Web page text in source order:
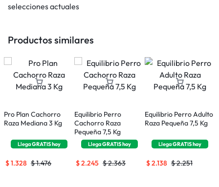
selecciones actuales
Productos similares
Pro Plan Cachorro
Raza Mediana 3 Kg
LlegaGRATIShoy
$1.476
$1.328
Equilibrio Perro
Cachorro Raza
Pequeña 7,5 Kg
LlegaGRATIShoy
$2.363
$2.245
Equilibrio Perro Adulto
Raza Pequeña 7,5 Kg
LlegaGRATIShoy
$2.251
$2.138